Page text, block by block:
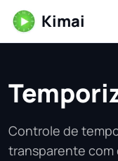
Kimai
Controle de
transparente com